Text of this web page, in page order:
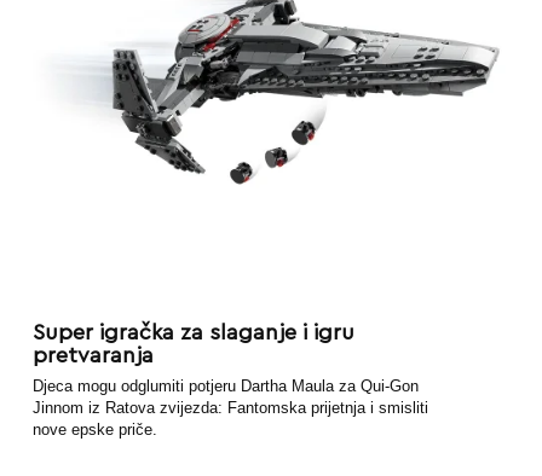
Super igračka za slaganje i igru
pretvaranja
Djeca mogu odglumiti potjeru Dartha Maula za Qui-Gon
Jinnom iz Ratova zvijezda: Fantomska prijetnja i smisliti
nove epske priče.